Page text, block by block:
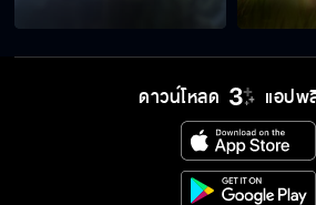
ดาวน์โหลด แอปพ